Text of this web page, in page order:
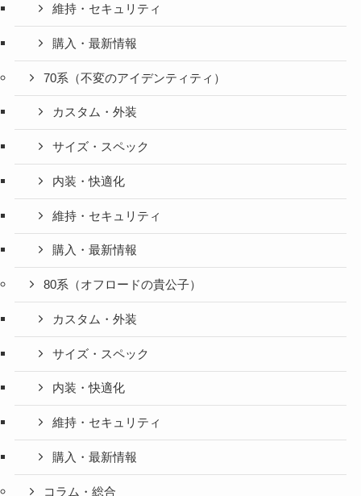
維持・セキュリティ
購入・最新情報
70系（不変のアイデンティティ）
カスタム・外装
サイズ・スペック
内装・快適化
維持・セキュリティ
購入・最新情報
80系（オフロードの貴公子）
カスタム・外装
サイズ・スペック
内装・快適化
維持・セキュリティ
購入・最新情報
コラム・総合